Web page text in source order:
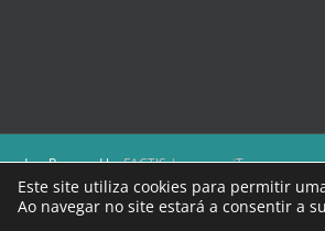
Powered byFACTIS | we care iT
direito de não publicar conteúdos que violem as
depositadas são da inteira responsabilidade
Este site utiliza cookies para permitir
Ao navegar no site estará a consentir a